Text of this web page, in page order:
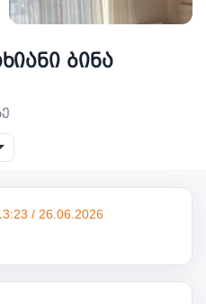
ბინა
/ 26.06.2026